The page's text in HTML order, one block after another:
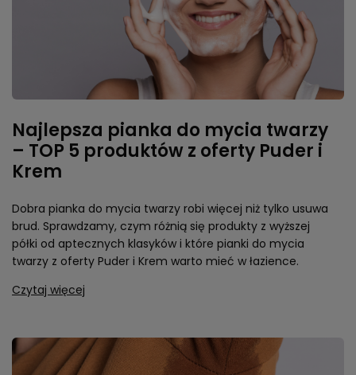
Najlepsza pianka do mycia twarzy
– TOP 5 produktów z oferty Puder i
Krem
Dobra pianka do mycia twarzy robi więcej niż tylko usuwa
brud. Sprawdzamy, czym różnią się produkty z wyższej
półki od aptecznych klasyków i które pianki do mycia
twarzy z oferty Puder i Krem warto mieć w łazience.
Czytaj więcej